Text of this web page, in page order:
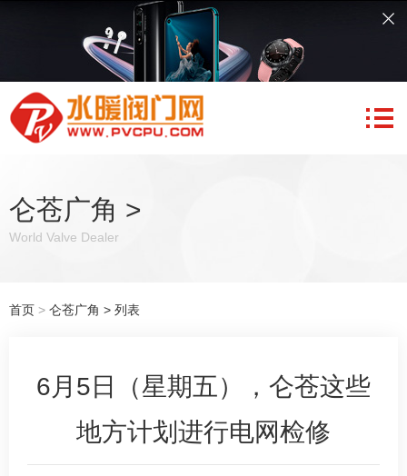
仑苍广角 >
World Valve Dealer
首页 > 仑苍广角 > 列表
6月5日（星期五），仑苍这些
地方计划进行电网检修